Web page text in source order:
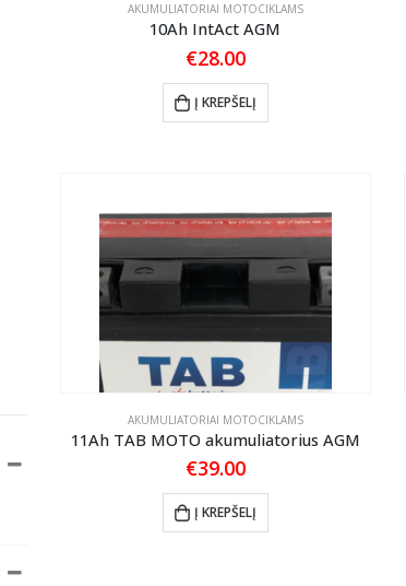
AKUMULIATORIAI MOTOCIKLAMS
10Ah IntAct AGM
€28.00
Į KREPŠELĮ
AKUMULIATORIAI MOTOCIKLAMS
11Ah TAB MOTO akumuliatorius AGM
€39.00
Į KREPŠELĮ